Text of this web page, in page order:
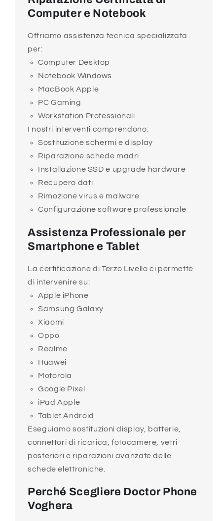
Computer e Notebook
Offriamo assistenza tecnica specializzata
per:
Computer Desktop
Notebook Windows
MacBook Apple
PC Gaming
Workstation Professionali
I nostri interventi comprendono:
Sostituzione schermi e display
Riparazione schede madri
Installazione SSD e upgrade hardware
Recupero dati
Rimozione virus e malware
Configurazione software professionale
Assistenza Professionale per
Smartphone e Tablet
La certificazione di Terzo Livello ci permette
di intervenire su:
Apple iPhone
Samsung Galaxy
Xiaomi
Oppo
Realme
Huawei
Motorola
Google Pixel
iPad Apple
Tablet Android
Eseguiamo sostituzioni display, batterie,
connettori di ricarica, fotocamere, vetri
posteriori e riparazioni avanzate delle
schede elettroniche.
Perché Scegliere Doctor Phone
Voghera